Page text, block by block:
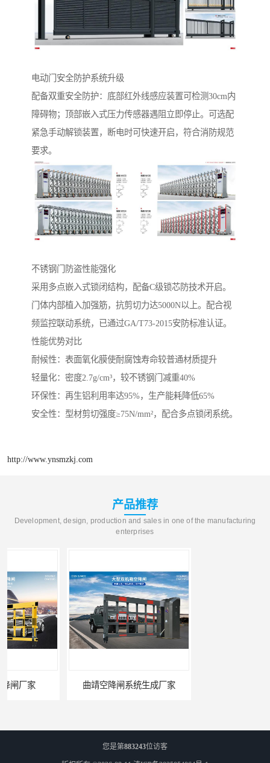
电动门安全防护系统升级‌
配备双重安全防护：底部红外线感应装置可检测30cm内
障碍物；顶部嵌入式压力传感器遇阻立即停止。可选配
紧急手动解锁装置，断电时可快速开启，符合消防规范
要求。
不锈钢门防盗性能强化‌
采用多点嵌入式锁闭结构，配备C级锁芯防技术开启。
门体内部植入加强筋，抗剪切力达5000N以上。配合视
频监控联动系统，已通过GA/T73-2015安防标准认证。
性能优势对比
‌耐候性‌：表面氧化膜使耐腐蚀寿命较普通材质提升
‌轻量化‌：密度2.7g/cm³，较不锈钢门减重40%
‌环保性‌：再生铝利用率达95%，生产能耗降低65%
‌安全性‌：型材剪切强度≥75N/mm²，配合多点锁闭系统。
http://www.ynsmzkj.com
产品推荐
Development, design, production and sales in one of the manufacturing
enterprises
曲靖空降闸系统生成厂家 玉溪工业空降闸生成厂家
您是第883243位访客